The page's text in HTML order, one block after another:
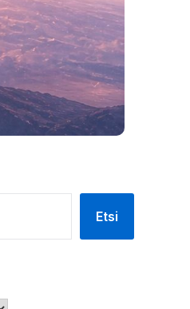
Etsi